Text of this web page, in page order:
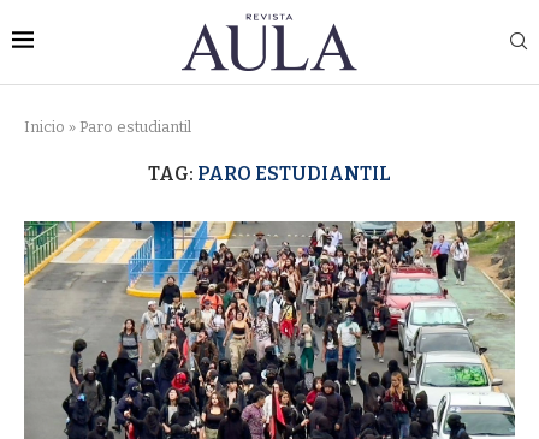
Inicio » Paro estudiantil
TAG: PARO ESTUDIANTIL